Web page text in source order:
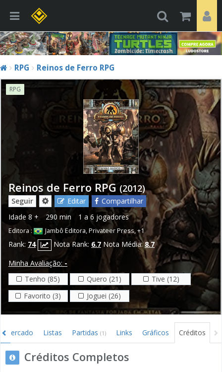
RPG Reinos de Ferro RPG
RPG
Reinos de Ferro RPG (2012)
Seguir Editar
Compartilhar
Idade 8 + 290 min 1 a 6 jogadores
Editora : Jambô Editora,Privateer Press,+1
Rank: 74 Nota Rank: 6.7 Nota Média:8.7
Minha Avaliação: -
Tenho (85)
Quero (21)
Tive (12)
Favorito (3)
Joguei (26)
Mercado Listas Partidas (1) Links Gráficos Créditos
Créditos Completos